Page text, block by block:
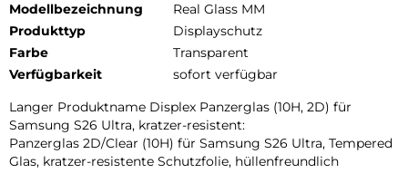
Modellbezeichnung
Real Glass MM
Produkttyp
Displayschutz
Farbe
Transparent
Verfügbarkeit
sofort verfügbar
Langer Produktname Displex Panzerglas (10H, 2D) für
Samsung S26 Ultra, kratzer-resistent:
Panzerglas 2D/Clear (10H) für Samsung S26 Ultra, Tempered
Glas, kratzer-resistente Schutzfolie, hüllenfreundlich